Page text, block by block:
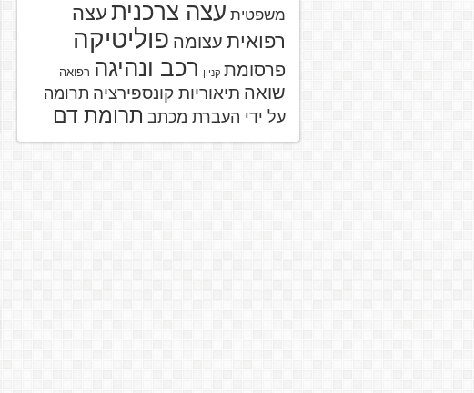
משפטית עצה צרכנית עצה
רפואית עצומה פוליטיקה
פרסומת קניון רכב ונהיגה רפואה
שואה תיאוריות קונספירציה תרומה
על ידי העברת מכתב תרומת דם